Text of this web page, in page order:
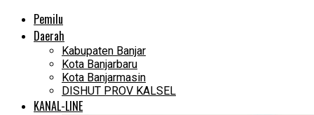
Pemilu
Daerah
Kabupaten Banjar
Kota Banjarbaru
Kota Banjarmasin
DISHUT PROV KALSEL
KANAL-LINE